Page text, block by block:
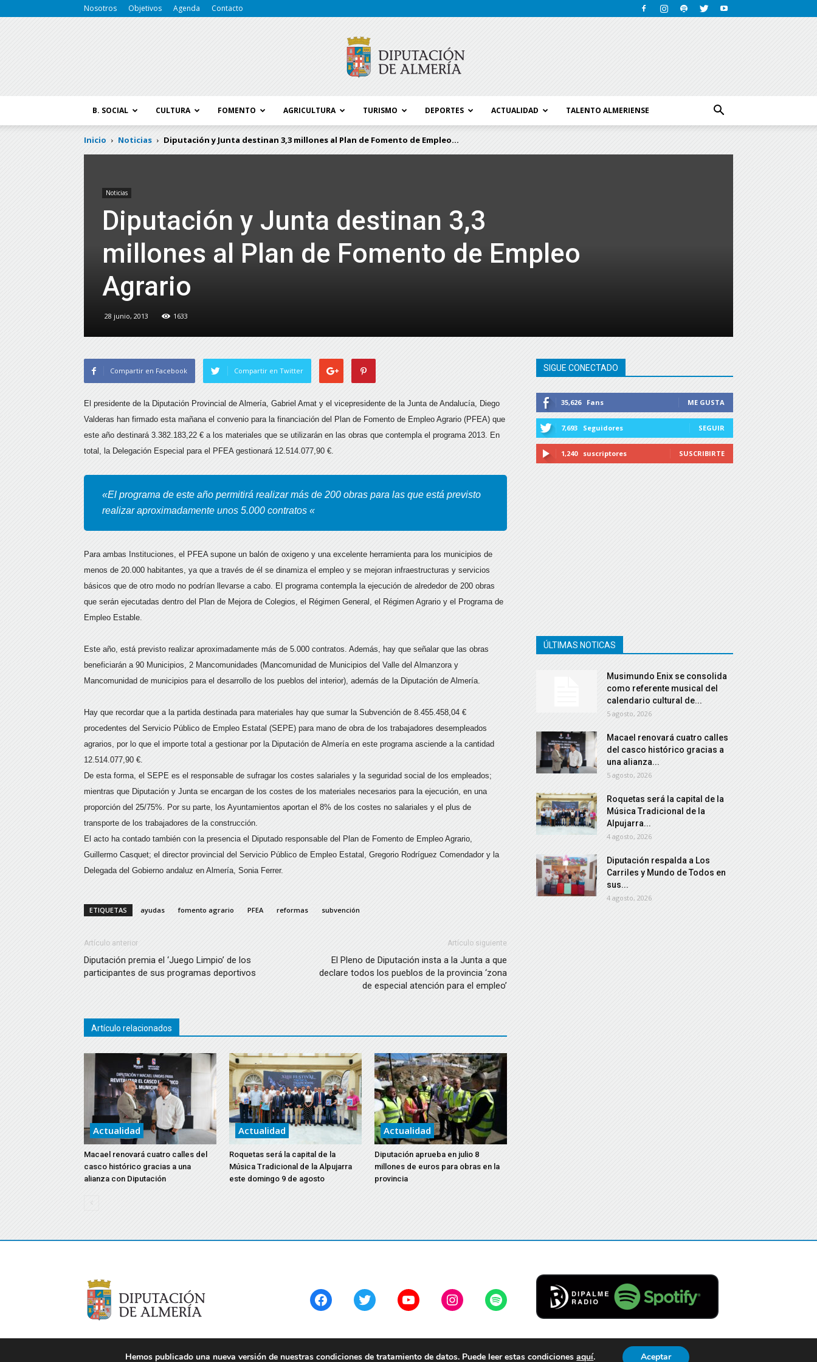
Nosotros Objetivos Agenda Contacto
B. SOCIAL CULTURA FOMENTO AGRICULTURA TURISMO DEPORTES ACTUALIDAD TALENTO ALMERIENSE
Inicio Noticias Diputación y Junta destinan 3,3 millones al Plan de Fomento de Empleo...
Noticias
Diputación y Junta destinan 3,3
millones al Plan de Fomento de Empleo
Agrario
28 junio, 2013 1633
Compartir en Facebook Compartir en Twitter
El presidente de la Diputación Provincial de Almería, Gabriel Amat y el vicepresidente de la Junta de Andalucía, Diego
Valderas han firmado esta mañana el convenio para la financiación del Plan de Fomento de Empleo Agrario (PFEA) que
este año destinará 3.382.183,22 € a los materiales que se utilizarán en las obras que contempla el programa 2013. En
total, la Delegación Especial para el PFEA gestionará 12.514.077,90 €.
«El programa de este año permitirá realizar más de 200 obras para las que está previsto
realizar aproximadamente unos 5.000 contratos «
Para ambas Instituciones, el PFEA supone un balón de oxigeno y una excelente herramienta para los municipios de
menos de 20.000 habitantes, ya que a través de él se dinamiza el empleo y se mejoran infraestructuras y servicios
básicos que de otro modo no podrían llevarse a cabo. El programa contempla la ejecución de alrededor de 200 obras
que serán ejecutadas dentro del Plan de Mejora de Colegios, el Régimen General, el Régimen Agrario y el Programa de
Empleo Estable.
Este año, está previsto realizar aproximadamente más de 5.000 contratos. Además, hay que señalar que las obras
beneficiarán a 90 Municipios, 2 Mancomunidades (Mancomunidad de Municipios del Valle del Almanzora y
Mancomunidad de municipios para el desarrollo de los pueblos del interior), además de la Diputación de Almería.
Hay que recordar que a la partida destinada para materiales hay que sumar la Subvención de 8.455.458,04 €
procedentes del Servicio Público de Empleo Estatal (SEPE) para mano de obra de los trabajadores desempleados
agrarios, por lo que el importe total a gestionar por la Diputación de Almería en este programa asciende a la cantidad
12.514.077,90 €.
De esta forma, el SEPE es el responsable de sufragar los costes salariales y la seguridad social de los empleados;
mientras que Diputación y Junta se encargan de los costes de los materiales necesarios para la ejecución, en una
proporción del 25/75%. Por su parte, los Ayuntamientos aportan el 8% de los costes no salariales y el plus de
transporte de los trabajadores de la construcción.
El acto ha contado también con la presencia el Diputado responsable del Plan de Fomento de Empleo Agrario,
Guillermo Casquet; el director provincial del Servicio Público de Empleo Estatal, Gregorio Rodríguez Comendador y la
Delegada del Gobierno andaluz en Almería, Sonia Ferrer.
ETIQUETAS ayudas fomento agrario PFEA reformas subvención
Artículo anterior
Diputación premia el ‘Juego Limpio’ de los
participantes de sus programas deportivos
Artículo siguiente
El Pleno de Diputación insta a la Junta a que
declare todos los pueblos de la provincia ‘zona
de especial atención para el empleo’
Artículo relacionados
Actualidad
Macael renovará cuatro calles del
casco histórico gracias a una
alianza con Diputación
Actualidad
Roquetas será la capital de la
Música Tradicional de la Alpujarra
este domingo 9 de agosto
Actualidad
Diputación aprueba en julio 8
millones de euros para obras en la
provincia
SIGUE CONECTADO
35,626 Fans ME GUSTA
7,693 Seguidores SEGUIR
1,240 suscriptores SUSCRIBIRTE
ÚLTIMAS NOTICAS
Musimundo Enix se consolida
como referente musical del
calendario cultural de...
5 agosto, 2026
Macael renovará cuatro calles
del casco histórico gracias a
una alianza...
5 agosto, 2026
Roquetas será la capital de la
Música Tradicional de la
Alpujarra...
4 agosto, 2026
Diputación respalda a Los
Carriles y Mundo de Todos en
sus...
4 agosto, 2026
FacebookTwitterYouTubeInstagramSpotify
Hemos publicado una nueva versión de nuestras condiciones de tratamiento de datos. Puede leer estas condicionesaquí. Aceptar